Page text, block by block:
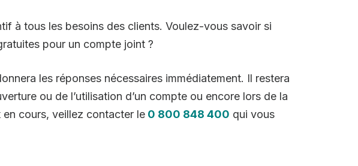
à tous les besoins des clients. Voulez-vous savoir si
pour un compte joint ?
les réponses nécessaires immédiatement. Il restera
ou de l’utilisation d’un compte ou encore lors de la
cours, veillez contacter le 0 800 848 400 qui vous